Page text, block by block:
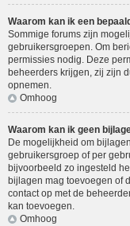
Waarom kan ik een
Sommige forums zijn
gebruikersgroepen. Om
permissies nodig. Deze
beheerders krijgen, zij zijn
opnemen.
Omhoog
Waarom kan ik geen
De mogelijkheid om
gebruikersgroep of per
bijvoorbeeld zo ingesteld
bijlagen mag toevoegen of
contact op met de
kan toevoegen.
Omhoog